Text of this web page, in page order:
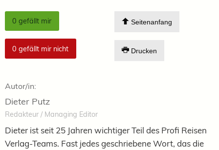
0 gefällt mir
0 gefällt mir nicht
Seitenanfang
Drucken
Autor/in:
Dieter Putz
Redakteur / Managing Editor
Dieter ist seit 25 Jahren wichtiger Teil des Profi Reisen
Verlag-Teams. Fast jedes geschriebene Wort, das die